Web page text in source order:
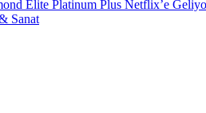
Elite Platinum Plus Netflix’e
Sanat